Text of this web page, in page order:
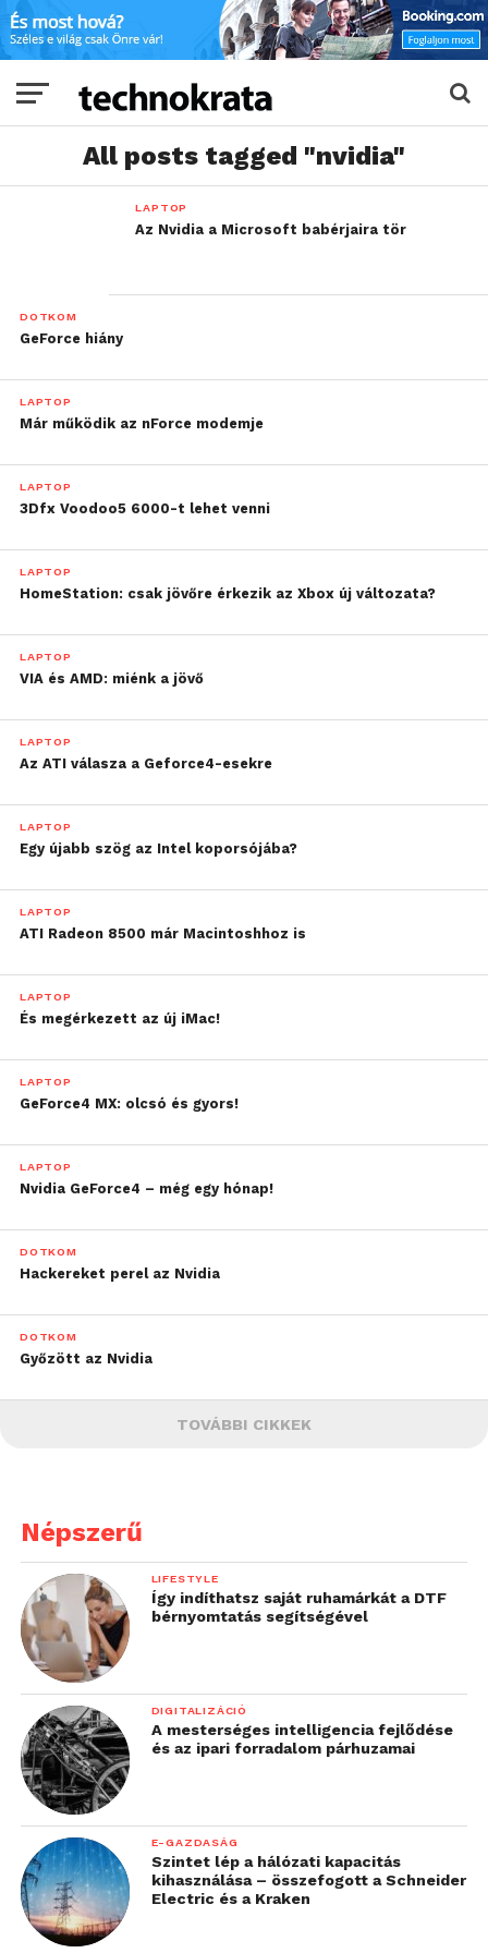
All posts tagged "nvidia"
LAPTOP
Az Nvidia a Microsoft babérjaira tör
DOTKOM
GeForce hiány
LAPTOP
Már működik az nForce modemje
LAPTOP
3Dfx Voodoo5 6000-t lehet venni
LAPTOP
HomeStation: csak jövőre érkezik az Xbox új változata?
LAPTOP
VIA és AMD: miénk a jövő
LAPTOP
Az ATI válasza a Geforce4-esekre
LAPTOP
Egy újabb szög az Intel koporsójába?
LAPTOP
ATI Radeon 8500 már Macintoshhoz is
LAPTOP
És megérkezett az új iMac!
LAPTOP
GeForce4 MX: olcsó és gyors!
LAPTOP
Nvidia GeForce4 – még egy hónap!
DOTKOM
Hackereket perel az Nvidia
DOTKOM
Győzött az Nvidia
TOVÁBBI CIKKEK
Népszerű
LIFESTYLE
Így indíthatsz saját ruhamárkát a DTF
bérnyomtatás segítségével
DIGITALIZÁCIÓ
A mesterséges intelligencia fejlődése
és az ipari forradalom párhuzamai
E-GAZDASÁG
Szintet lép a hálózati kapacitás
kihasználása – összefogott a Schneider
Electric és a Kraken